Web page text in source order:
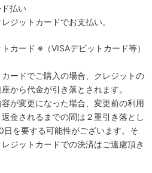
払い
ジットカードでお支払い。
カード ※（VISAデビットカード等）
ードでご購入の場合、クレジットの
から代金が引き落とされます。
が変更になった場合、変更前の利用
金されるまでの間は２重引き落とし
を要する可能性がございます。そ
ジットカードでの決済はご遠慮頂き